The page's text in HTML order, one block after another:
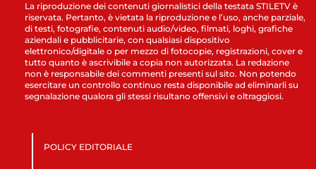
La riproduzione dei contenuti giornalistici della testata STILETV è
riservata. Pertanto, è vietata la riproduzione e l’uso, anche parziale,
di testi, fotografie, contenuti audio/video, filmati, loghi, grafiche
aziendali e pubblicitarie, con qualsiasi dispositivo
elettronico/digitale o per mezzo di fotocopie, registrazioni, cover e
tutto quanto è ascrivibile a copia non autorizzata. La redazione
non è responsabile dei commenti presenti sul sito. Non potendo
esercitare un controllo continuo resta disponibile ad eliminarli su
segnalazione qualora gli stessi risultano offensivi e oltraggiosi.
POLICY EDITORIALE